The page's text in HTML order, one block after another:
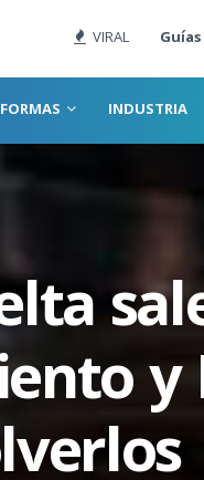
VIRAL
INDUSTRIA
y